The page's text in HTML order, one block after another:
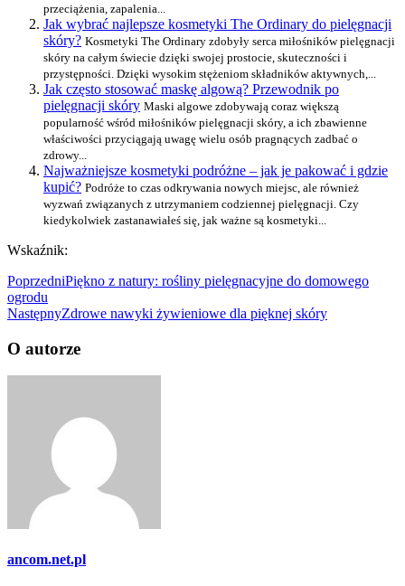
przeciążenia, zapalenia...
Jak wybrać najlepsze kosmetyki The Ordinary do pielęgnacji
skóry? Kosmetyki The Ordinary zdobyły serca miłośników pielęgnacji
skóry na całym świecie dzięki swojej prostocie, skuteczności i
przystępności. Dzięki wysokim stężeniom składników aktywnych,...
Jak często stosować maskę algową? Przewodnik po
pielęgnacji skóry Maski algowe zdobywają coraz większą
popularność wśród miłośników pielęgnacji skóry, a ich zbawienne
właściwości przyciągają uwagę wielu osób pragnących zadbać o
zdrowy...
Najważniejsze kosmetyki podróżne – jak je pakować i gdzie
kupić? Podróże to czas odkrywania nowych miejsc, ale również
wyzwań związanych z utrzymaniem codziennej pielęgnacji. Czy
kiedykolwiek zastanawiałeś się, jak ważne są kosmetyki...
Wskaźnik:
PoprzedniPiękno z natury: rośliny pielęgnacyjne do domowego
ogrodu
NastępnyZdrowe nawyki żywieniowe dla pięknej skóry
O autorze
ancom.net.pl